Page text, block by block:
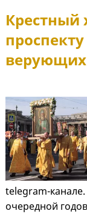
Крестный
верующих
telegram-
очередной